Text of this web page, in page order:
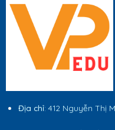
Địa chỉ: 412 Nguyễn Thị